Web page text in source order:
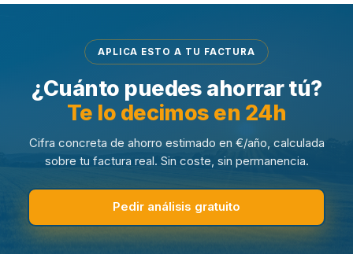
APLICA ESTO A TU FACTURA
¿Cuánto puedes ahorrar tú?
Te lo decimos en 24h
Cifra concreta de ahorro estimado en €/año, calculada
sobre tu factura real. Sin coste, sin permanencia.
Pedir análisis gratuito